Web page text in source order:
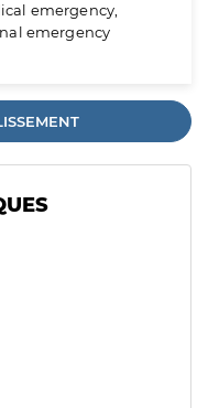
emergency,
emergency